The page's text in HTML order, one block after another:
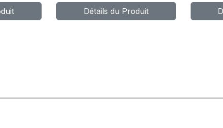
DYNAXER HP4
Détails du Produit
HP4